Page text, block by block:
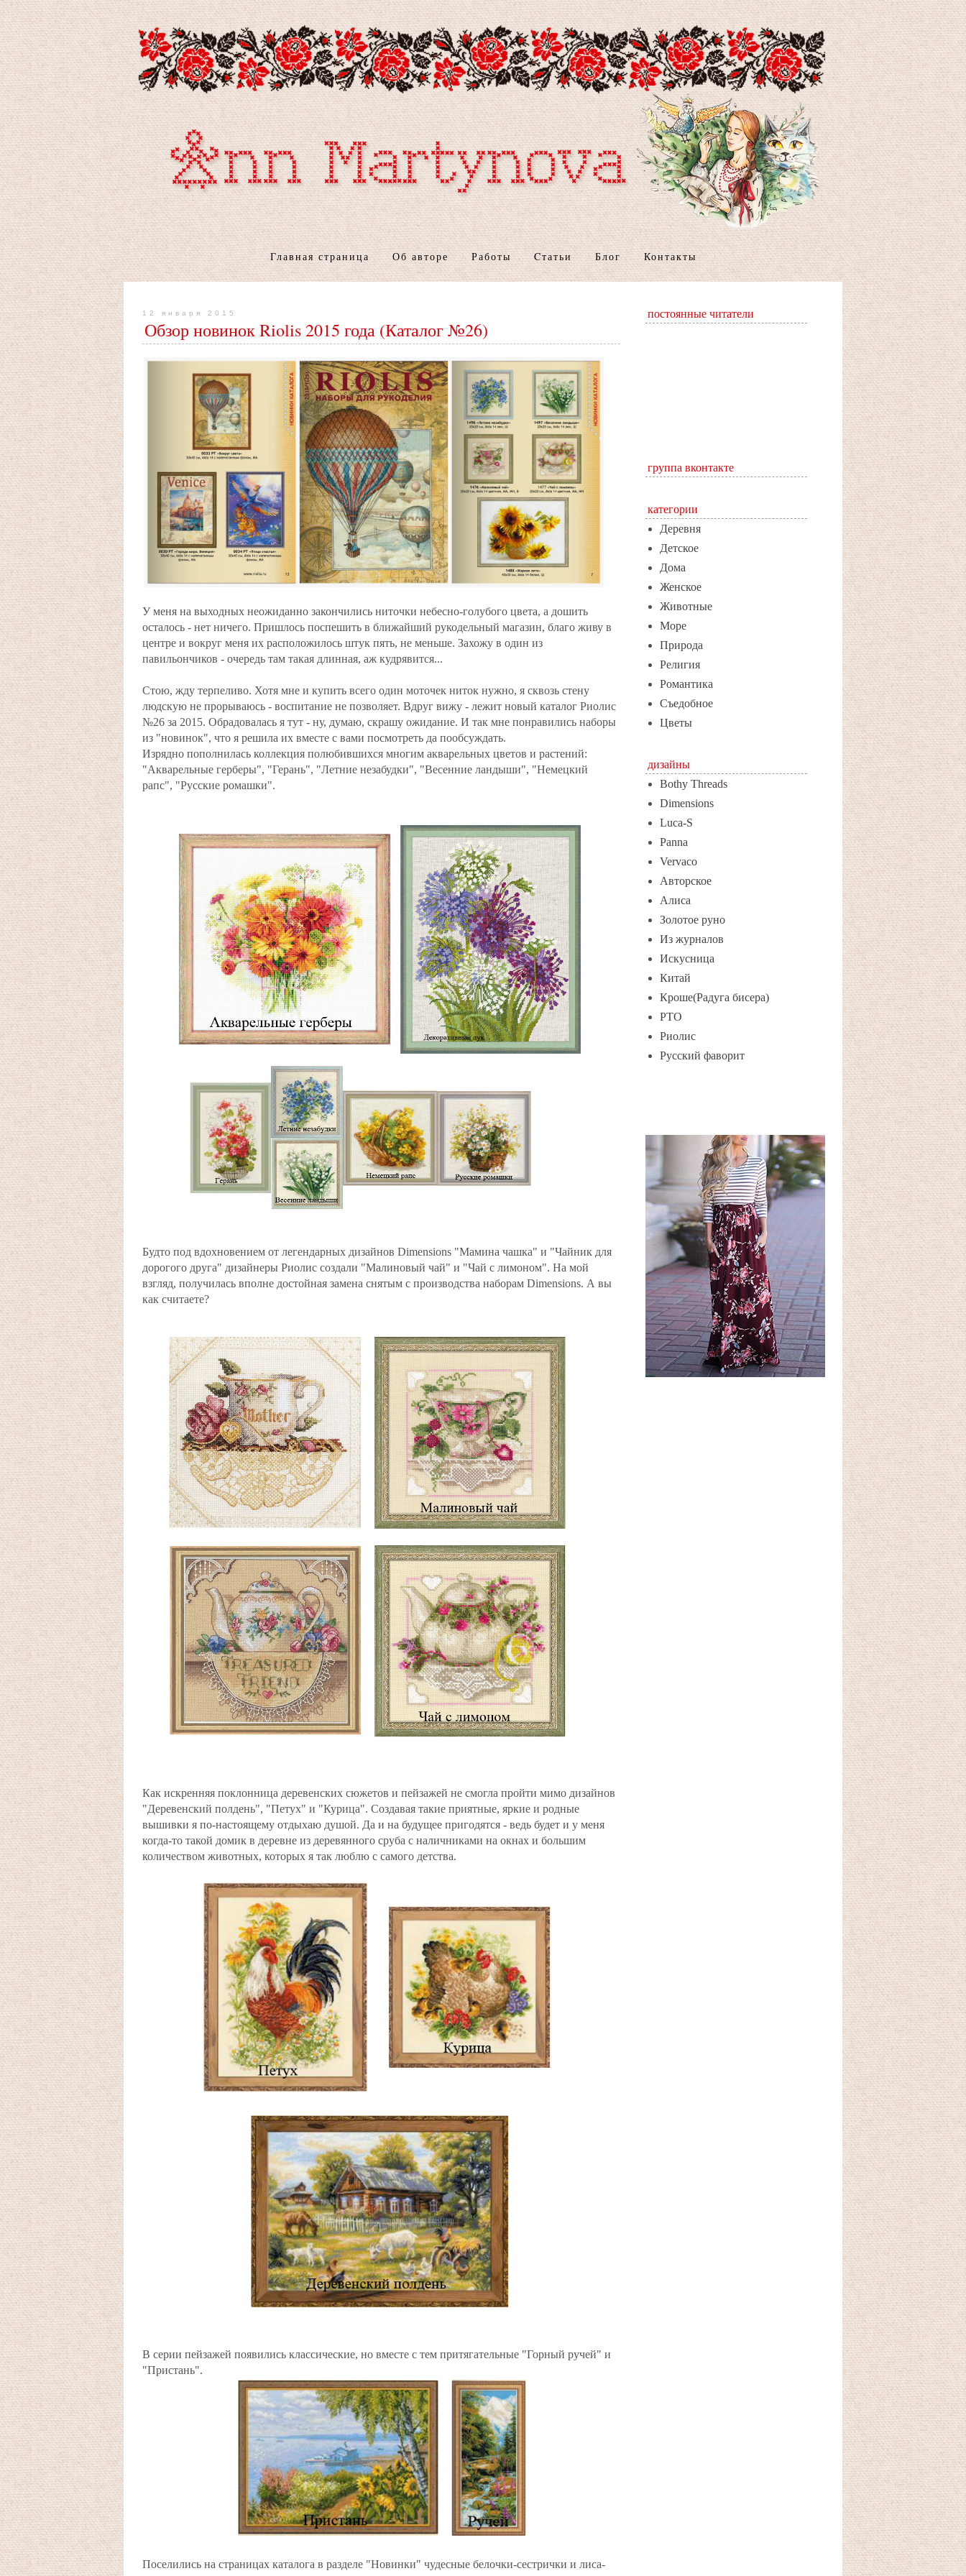
Главная страница Об авторе Работы Cтатьи Блог Контакты
12 января 2015
Обзор новинок Riolis 2015 года (Каталог №26)
У меня на выходных неожиданно закончились ниточки небесно-голубого цвета, а дошить
осталось - нет ничего. Пришлось поспешить в ближайший рукодельный магазин, благо живу в
центре и вокруг меня их расположилось штук пять, не меньше. Захожу в один из
павильончиков - очередь там такая длинная, аж кудрявится...
Стою, жду терпеливо. Хотя мне и купить всего один моточек ниток нужно, я сквозь стену
людскую не прорываюсь - воспитание не позволяет. Вдруг вижу - лежит новый каталог Риолис
№26 за 2015. Обрадовалась я тут - ну, думаю, скрашу ожидание. И так мне понравились наборы
из "новинок", что я решила их вместе с вами посмотреть да пообсуждать.
Изрядно пополнилась коллекция полюбившихся многим акварельных цветов и растений:
"Акварельные герберы", "Герань", "Летние незабудки", "Весенние ландыши", "Немецкий
рапс", "Русские ромашки".
Будто под вдохновением от легендарных дизайнов Dimensions "Мамина чашка" и "Чайник для
дорогого друга" дизайнеры Риолис создали "Малиновый чай" и "Чай с лимоном". На мой
взгляд, получилась вполне достойная замена снятым с производства наборам Dimensions. А вы
как считаете?
Как искренняя поклонница деревенских сюжетов и пейзажей не смогла пройти мимо дизайнов
"Деревенский полдень", "Петух" и "Курица". Создавая такие приятные, яркие и родные
вышивки я по-настоящему отдыхаю душой. Да и на будущее пригодятся - ведь будет и у меня
когда-то такой домик в деревне из деревянного сруба с наличниками на окнах и большим
количеством животных, которых я так люблю с самого детства.
В серии пейзажей появились классические, но вместе с тем притягательные "Горный ручей" и
"Пристань".
Поселились на страницах каталога в разделе "Новинки" чудесные белочки-сестрички и лиса-
постоянные читатели
группа вконтакте
категории
Деревня
Детское
Дома
Женское
Животные
Море
Природа
Религия
Романтика
Съедобное
Цветы
дизайны
Bothy Threads
Dimensions
Luca-S
Panna
Vervaco
Авторское
Алиса
Золотое руно
Из журналов
Искусница
Китай
Кроше(Радуга бисера)
РТО
Риолис
Русский фаворит